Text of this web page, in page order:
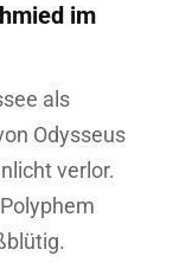
im
als
Odysseus
verlor.